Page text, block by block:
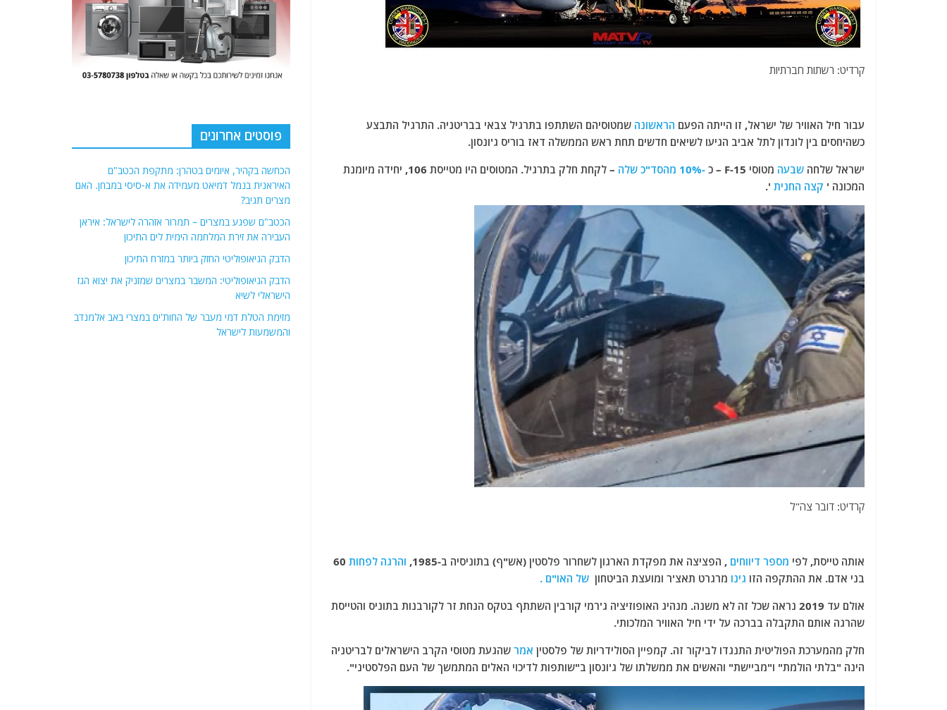
קרדיט: רשתות חברתיות
עבור חיל האוויר של ישראל, זו הייתה הפעם הראשונה שמטוסיהם השתתפו בתרגיל צבאי בבריטניה. התרגיל התבצע
כשהיחסים בין לונדון לתל אביב הגיעו לשיאים חדשים תחת ראש הממשלה דאז בוריס ג'ונסון.
ישראל שלחה שבעה מטוסי F-15 – כ -10% מהסד"כ שלה
– לקחת חלק בתרגיל. המטוסים היו מטייסת 106, יחידה מיומנת
המכונה ' קצה החנית '.
קרדיט: דובר צה"ל
אותה טייסת, לפי מספר דיווחים , הפציצה את מפקדת הארגון לשחרור פלסטין (אש"ף) בתוניסיה ב-1985, והרגה לפחות 60
בני אדם. את ההתקפה הזו גינו מרגרט תאצ'ר ומועצת הביטחון של האו"ם .
אולם עד 2019 נראה שכל זה לא משנה. מנהיג האופוזיציה ג'רמי קורבין השתתף בטקס הנחת זר לקורבנות בתוניס והטייסת
שהרגה אותם התקבלה בברכה על ידי חיל האוויר המלכותי.
חלק מהמערכת הפוליטית התנגדו לביקור זה. קמפיין הסולידריות של פלסטין אמר שהגעת מטוסי הקרב הישראלים לבריטניה
הינה "בלתי הולמת" ו"מביישת" והאשים את ממשלתו של ג'ונסון ב"שותפות לדיכוי האלים המתמשך של העם הפלסטיני".
פוסטים אחרונים
הכחשה בקהיר, איומים בטהרן: מתקפת הכטב"ם
האיראנית בנמל דמיאט מעמידה את א-סיסי במבחן. האם
מצרים תגיב?
הכטב"ם שפגע במצרים – תמרור אזהרה לישראל: איראן
העבירה את זירת המלחמה הימית לים התיכון
הדבק הגיאופוליטי החזק ביותר במזרח התיכון
הדבק הגיאופוליטי: המשבר במצרים שמזניק את יצוא הגז
הישראלי לשיא
מזימת הטלת דמי מעבר של החות'ים במצרי באב אלמנדב
והמשמעות לישראל